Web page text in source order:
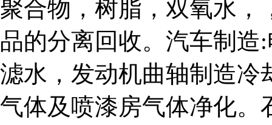
聚合物，树脂，双氧水，
品的分离回收。汽车制
滤水，发动机曲轴制造冷
气体及喷漆房气体净化。